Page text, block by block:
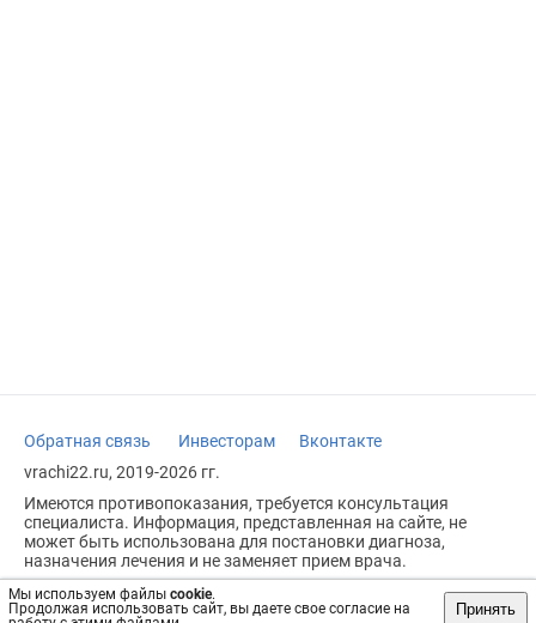
Мы используем файлы cookie.
Продолжая использовать сайт, вы даете свое согласие на
Принять
Обратная связь Инвесторам
Вконтакте
vrachi22.ru, 2019-2026 гг.
Имеются противопоказания, требуется консультация
специалиста. Информация, представленная на сайте, не
может быть использована для постановки диагноза,
назначения лечения и не заменяет прием врача.
Возрастное ограничение: 18+